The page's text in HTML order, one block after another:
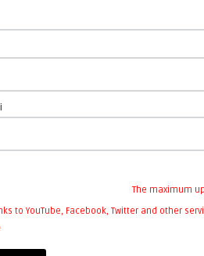
The maximum
to YouTube, Facebook, Twitter and other